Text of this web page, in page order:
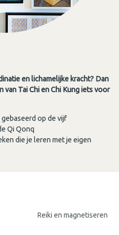
en lichamelijke kracht? Dan
Tai Chi en Chi Kung iets voor
op de vijf
Qi Qonq
die je leren met je eigen
Reiki en magnetiseren